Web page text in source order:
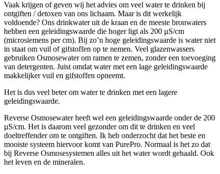
Vaak krijgen of geven wij het advies om veel water te drinken bij
ontgiften / detoxen van ons lichaam. Maar is dit werkelijk
voldoende? Ons drinkwater uit de kraan en de meeste bronwaters
hebben een geleidingswaarde die hoger ligt als 200 µS/cm
(microsiemens per cm). Bij zo’n hoge geleidingswaarde is water niet
in staat om vuil of gifstoffen op te nemen. Veel glazenwassers
gebruiken Osmosewater om ramen te zemen, zonder een toevoeging
van detergenten. Juist omdat water met een lage geleidingswaarde
makkelijker vuil en gifstoffen opneemt.
Het is dus veel beter om water te drinken met een lagere
geleidingswaarde.
Reverse Osmosewater heeft wel een geleidingswaarde onder de 200
µS/cm. Het is daarom veel gezonder om dit te drinken en veel
doeltreffender om te ontgiften. Ik heb onderzocht dat het beste en
mooiste systeem hiervoor komt van PurePro. Normaal is het zo dat
bij Reverse Osmosesystemen alles uit het water wordt gehaald. Ook
het leven en de mineralen.